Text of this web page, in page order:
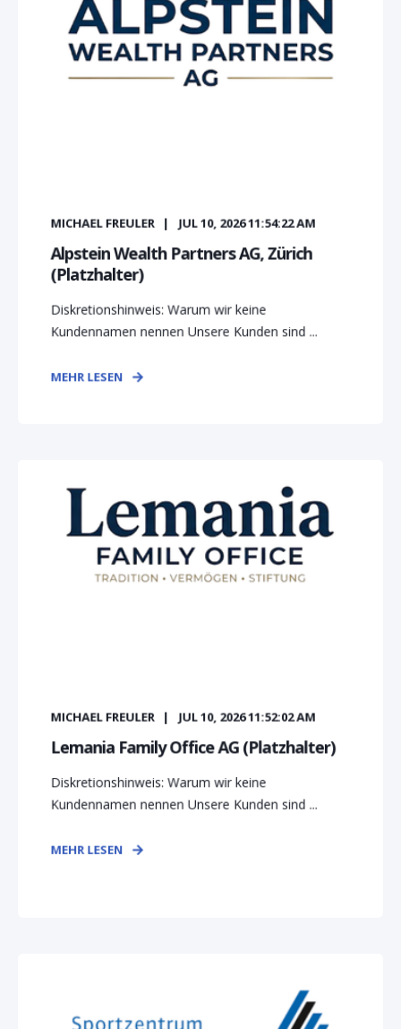
MICHAEL FREULER JUL 10, 2026 11:54:22 AM
Alpstein Wealth Partners AG, Zürich
(Platzhalter)
Diskretionshinweis: Warum wir keine
Kundennamen nennen Unsere Kunden sind ...
MEHR LESEN
MICHAEL FREULER JUL 10, 2026 11:52:02 AM
Lemania Family Office AG (Platzhalter)
Diskretionshinweis: Warum wir keine
Kundennamen nennen Unsere Kunden sind ...
MEHR LESEN